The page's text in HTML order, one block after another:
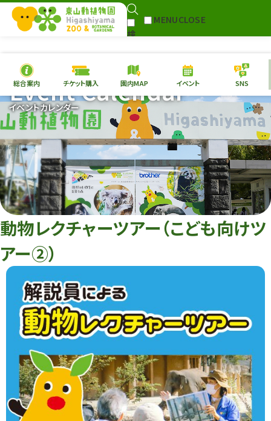
検
MENUCLOSE
本日の開園情報 チケ
園内MAP イベント
総合案内
動物園 植物園
再生プラン
東山動植物園
への支援
環境教育
Follow
総合案内 チケット購入 園内MAP イベント SNS
イベントカレンダー
Event Calendar
動物レクチャーツアー（こども向けツ
アー②）